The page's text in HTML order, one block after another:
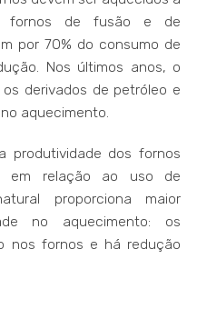
fornos de fusão e de
por 70% do consumo de
Nos últimos anos, o
derivados de petróleo e
aquecimento.
produtividade dos fornos
em relação ao uso de
proporciona maior
no aquecimento: os
nos fornos e há redução